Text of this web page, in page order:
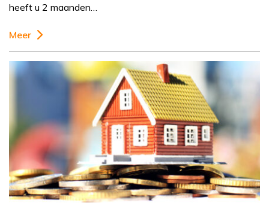
heeft u 2 maanden…
Meer